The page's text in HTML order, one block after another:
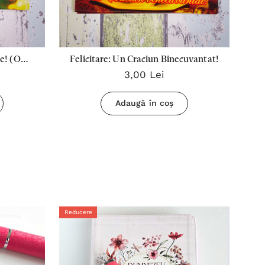
(Om
Felicitare: Un Craciun Binecuvantat!
3,00 Lei
Adaugă în coș
Reducere